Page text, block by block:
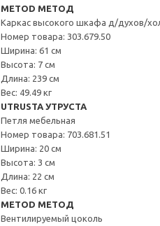
METOD МЕТОД
Каркас высокого шкафа д/духов/
Номер товара: 303.679.50
Ширина: 61 см
Высота: 7 см
Длина: 239 см
Вес: 49.49 кг
UTRUSTA УТРУСТА
Петля мебельная
Номер товара: 703.681.51
Ширина: 20 см
Высота: 3 см
Длина: 22 см
Вес: 0.16 кг
METOD МЕТОД
Вентилируемый цоколь